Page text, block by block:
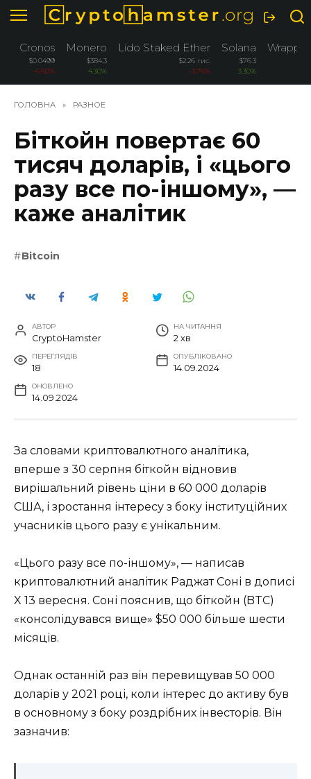
Перейти
до
вмісту
Cronos
$0.0499
-6.60%
Monero
$384.3
4.30%
Lido Staked Ether
$2.26 тис.
-3.76%
Solana
$76.3
3.30%
ГОЛОВНА » РАЗНОЕ
Біткойн повертає 60
тисяч доларів, і «цього
разу все по-іншому», —
каже аналітик
Bitcoin
АВТОР
CryptoHamster
НА ЧИТАННЯ
2 хв
ПЕРЕГЛЯДІВ
18
ОПУБЛІКОВАНО
14.09.2024
ОНОВЛЕНО
14.09.2024
За словами криптовалютного аналітика,
вперше з 30 серпня біткойн відновив
вирішальний рівень ціни в 60 000 доларів
США, і зростання інтересу з боку інституційних
учасників цього разу є унікальним.
«Цього разу все по-іншому», — написав
криптовалютний аналітик Раджат Соні в дописі
X 13 вересня. Соні пояснив, що біткойн (BTC)
«консолідувався вище» $50 000 більше шести
місяців.
Однак останній раз він перевищував 50 000
доларів у 2021 році, коли інтерес до активу був
в основному з боку роздрібних інвесторів. Він
зазначив: